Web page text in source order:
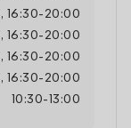
, 16:30- 20:00
, 16:30- 20:00
, 16:30- 20:00
, 16:30- 20:00
10:30- 13:00